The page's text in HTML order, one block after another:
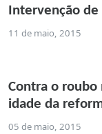
Intervenção de
11 de maio, 2015
Contra o roubo
idade da
05 de maio, 2015